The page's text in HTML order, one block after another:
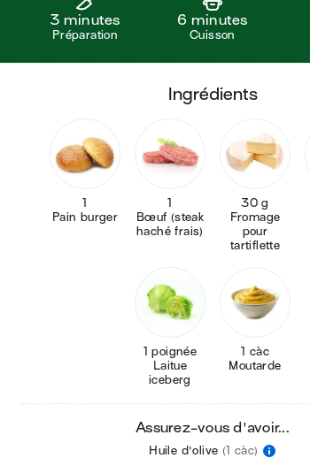
3 minutes
Préparation
6 minutes
Cuisson
ingrédients
1
Pain burger
1
Bœuf (steak
haché frais)
30 g
Fromage
pour
tartiflette
1 poignée
Laitue
iceberg
1 càc
Moutarde
Assurez-vous d'avoir...
Huile d'olive (1 càc)